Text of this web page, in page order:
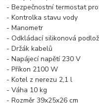
- Bezpečnostní termostat
- Kontrolka stavu vody
- Manometr
- Odkládací silikonová
- Držák kabelů
- Napájecí napětí 230 V
- Příkon 2100 W
- Kotel z nerezu 2,1 l
- Váha 10 kg
- Rozměr 39x25x26 cm